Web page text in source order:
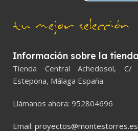
tu mejor selección
Información sobre la tienda
Tienda Central Achedosol,
Estepona, Málaga España
Llámanos ahora: 952804696
Email: proyectos@montestorres.es